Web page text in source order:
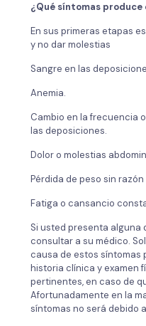
¿Qué síntomas
En sus primeras etapas
y no dar molestias
Sangre en las
Anemia.
Cambio en la frecuencia
las deposiciones.
Dolor o molestias
Pérdida de peso sin
Fatiga o cansancio
Si usted presenta alguna
consultar a su médico.
causa de estos síntomas
historia clínica y examen
pertinentes, en caso de
Afortunadamente en la
síntomas no será debido